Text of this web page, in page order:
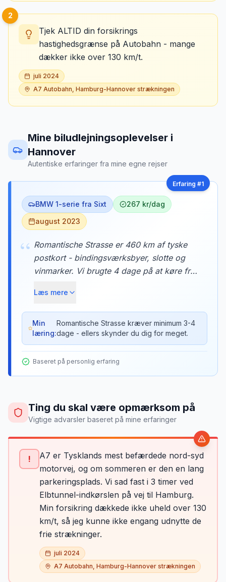
2
Tjek ALTID din forsikrings
hastighedsgrænse på Autobahn - mange
dækker ikke over 130 km/t.
juli 2024
A7 Autobahn, Hamburg-Hannover strækningen
Mine biludlejningsoplevelser i
Hannover
Autentiske erfaringer fra mine egne rejser
Erfaring #1
BMW 1-serie fra Sixt
267 kr/dag
august 2023
“ Romantische Strasse er 460 km af tyske
postkort - bindingsværksbyer, slotte og
vinmarker. Vi brugte 4 dage på at køre fra
overnatninger i Rothenburg ob der Tauber
og Dinkelsbühl. Hver landsby var som at
træde ind i et eventyr.
Læs mere
Min
læring:
Romantische Strasse kræver minimum 3-4
dage - ellers skynder du dig for meget.
Baseret på personlig erfaring
Ting du skal være opmærksom på
Vigtige advarsler baseret på mine erfaringer
!
A7 er Tysklands mest befærdede nord-syd
motorvej, og om sommeren er den en lang
parkeringsplads. Vi sad fast i 3 timer ved
Elbtunnel-indkørslen på vej til Hamburg.
Min forsikring dækkede ikke uheld over 130
km/t, så jeg kunne ikke engang udnytte de
frie strækninger.
juli 2024
A7 Autobahn, Hamburg-Hannover strækningen